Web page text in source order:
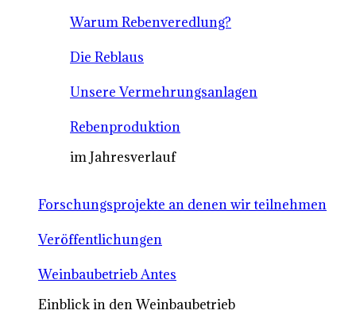
Warum Rebenveredlung?
Die Reblaus
Unsere Vermehrungsanlagen
Rebenproduktion
im Jahresverlauf
Forschungsprojekte an denen wir teilnehmen
Veröffentlichungen
Weinbaubetrieb Antes
Einblick in den Weinbaubetrieb